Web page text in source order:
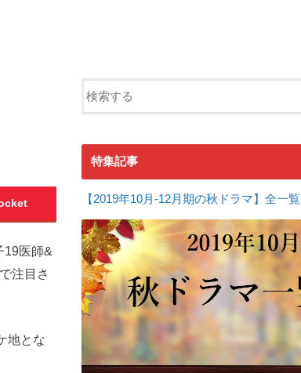
19医師&
注目さ
地とな
特集記事
【2019年10月-12月期の秋ドラマ】全一覧